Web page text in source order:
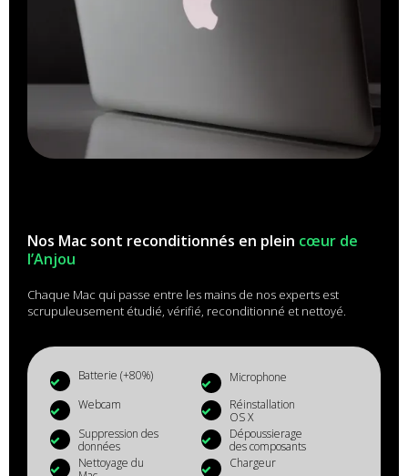
Nos Mac sont reconditionnés en plein cœur de
l’Anjou
Chaque Mac qui passe entre les mains de nos experts est
scrupuleusement étudié, vérifié, reconditionné et nettoyé.
Batterie (+80%)
Microphone
Webcam
Réinstallation
OS X
Suppression des
données
Dépoussierage
des composants
Nettoyage du
Chargeur